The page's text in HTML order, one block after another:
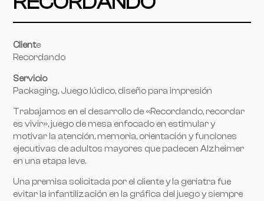
Cliente
Recordando
Servicio
Packaging, Juego lúdico, diseño para impresión
Trabajamos en el desarrollo de «Recordando, recordar
es vivir», juego de mesa enfocado en estimular y
motivar la atención, memoria, orientación y funciones
ejecutivas de adultos mayores que padecen Alzheimer
en una etapa leve.
Una premisa solicitada por el cliente y la geriatra fue
evitar la infantilización en la gráfica del juego y siempre